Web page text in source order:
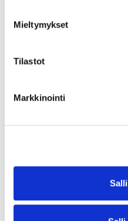
Mieltymykset
Tilastot
Markkinointi